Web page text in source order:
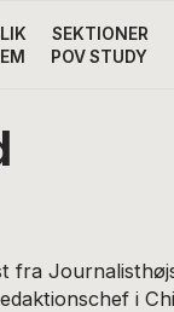
SEKTIONER
POV STUDY
fra
i